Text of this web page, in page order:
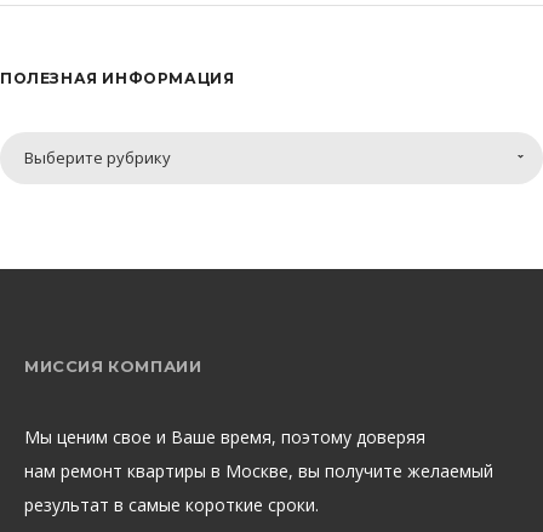
ПОЛЕЗНАЯ ИНФОРМАЦИЯ
Полезная
Выберите рубрику
МИССИЯ КОМПАИИ
Мы ценим свое и Ваше время, поэтому доверяя
нам ремонт квартиры в Москве, вы получите желаемый
результат в самые короткие сроки.